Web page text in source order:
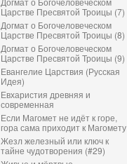
Царстве Пресвятой Троицы (7)
Догмат о Богочеловеческом
Царстве Пресвятой Троицы (8)
Догмат о Богочеловеческом
Царстве Пресвятой Троицы (9)
Евангелие Царствия (Русская
Идея)
Евхаристия древняя и
современная
Если Магомет не идёт к горе,
гора сама приходит к Магомету
Жезл железный или ключ к
тайне чудотворения (#29)